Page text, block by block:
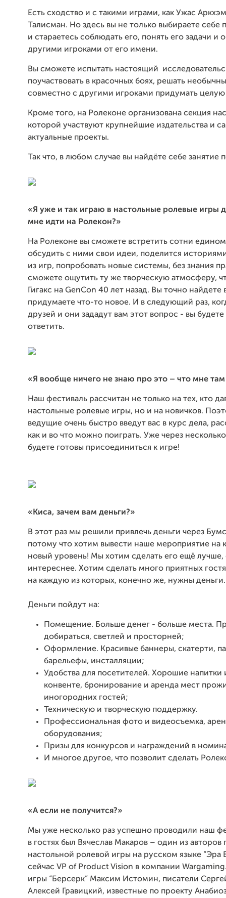
Есть сходство и с такими играми, как Ужас
Талисман. Но здесь вы не только выбираете себе
и стараетесь соблюдать его, понять его задачи и
другими игроками от его имени.
Вы сможете испытать настоящий
поучаствовать в красочных боях, решать
совместно с другими игроками придумать
Кроме того, на Ролеконе организована секция
которой участвуют крупнейшие издательства и
актуальные проекты.
Так что, в любом случае вы найдёте себе занятие
«Я уже и так играю в настольные ролевые игры
мне идти на Ролекон?»
На Ролеконе вы сможете встретить сотни
обсудить с ними свои идеи, поделится
из игр, попробовать новые системы, без знания
сможете ощутить ту же творческую атмосферу,
Гигакс на GenCon 40 лет назад. Вы точно
придумаете что-то новое. И в следующий раз,
друзей и они зададут вам этот вопрос - вы будете
ответить.
«Я вообще ничего не знаю про это – что мне там
Наш фестиваль рассчитан не только на тех, кто
настольные ролевые игры, но и на новичков.
ведущие очень быстро введут вас в курс дела,
как и во что можно поиграть. Уже через
будете готовы присоединиться к игре!
«Киса, зачем вам деньги?»
В этот раз мы решили привлечь деньги через
потому что хотим вывести наше мероприятие на
новый уровень! Мы хотим сделать его ещё
интереснее. Хотим сделать много приятных
на каждую из которых, конечно же, нужны деньги.
Деньги пойдут на:
Помещение. Больше денег - больше места.
добираться, светлей и просторней;
Оформление. Красивые баннеры, скатерти,
барельефы, инсталляции;
Удобства для посетителей. Хорошие напитки
конвенте, бронирование и аренда мест
иногородних гостей;
Техническую и творческую поддержку.
Профессиональная фото и видеосъемка,
оборудования;
Призы для конкурсов и награждений в
И многое другое, что позволит сделать
«А если не получится?»
Мы уже несколько раз успешно проводили наш
в гостях был Вячеслав Макаров – один из авторов
настольной ролевой игры на русском языке “Эра
сейчас VP of Product Vision в компании
игры “Берсерк” Максим Истомин, писатели
Алексей Гравицкий, известные по проекту